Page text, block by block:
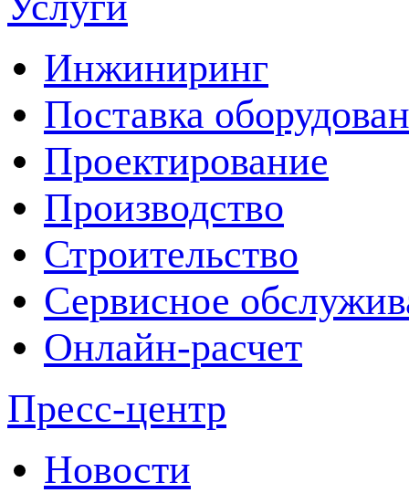
Инжиниринг
Поставка
Проектирование
Производство
Строительство
Сервисное
Онлайн-расчет
Пресс-центр
Новости